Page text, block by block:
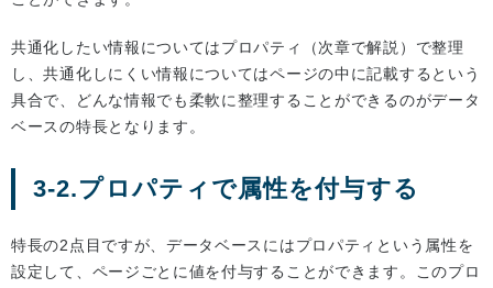
共通化したい情報についてはプロパティ（次章で解説）で整理
し、共通化しにくい情報についてはページの中に記載するという
具合で、どんな情報でも柔軟に整理することができるのがデータ
ベースの特長となります。
3-2.プロパティで属性を付与する
特長の2点目ですが、データベースにはプロパティという属性を
設定して、ページごとに値を付与することができます。このプロ